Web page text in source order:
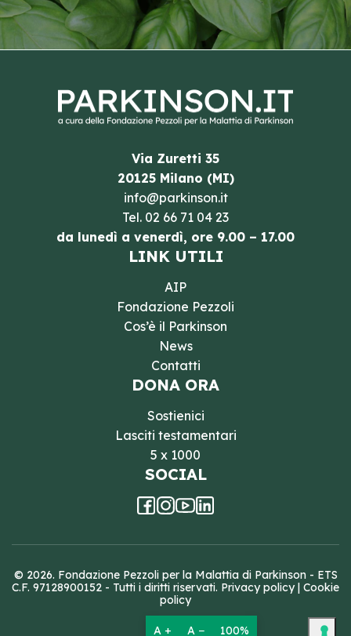
Via Zuretti 35
20125 Milano (MI)
info@parkinson.it
Tel. 02 66 71 04 23
da lunedì a venerdì, ore 9.00 – 17.00
LINK UTILI
AIP
Fondazione Pezzoli
Cos’è il Parkinson
News
Contatti
DONA ORA
Sostienici
Lasciti testamentari
5 x 1000
SOCIAL
© 2026. Fondazione Pezzoli per la Malattia di Parkinson - ETS
C.F. 97128900152 - Tutti i diritti riservati. Privacy policy| Cookie
policy
A + A − 100%